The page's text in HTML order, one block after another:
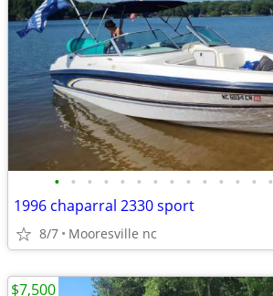
• • • • • • • • • • • • • •
1996 chaparral 2330 sport
8/7 Mooresville nc
$7,500